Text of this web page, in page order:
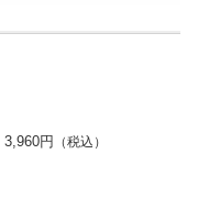
3,960円 （税込）